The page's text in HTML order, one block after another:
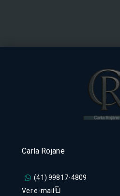
Carla Rojane
(41) 99817-4809
Ver e-mail